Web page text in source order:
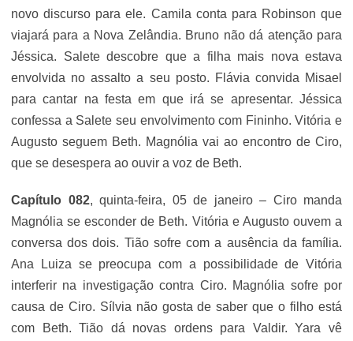
novo discurso para ele. Camila conta para Robinson que
viajará para a Nova Zelândia. Bruno não dá atenção para
Jéssica. Salete descobre que a filha mais nova estava
envolvida no assalto a seu posto. Flávia convida Misael
para cantar na festa em que irá se apresentar. Jéssica
confessa a Salete seu envolvimento com Fininho. Vitória e
Augusto seguem Beth. Magnólia vai ao encontro de Ciro,
que se desespera ao ouvir a voz de Beth.
Capítulo 082, quinta-feira, 05 de janeiro – Ciro manda
Magnólia se esconder de Beth. Vitória e Augusto ouvem a
conversa dos dois. Tião sofre com a ausência da família.
Ana Luiza se preocupa com a possibilidade de Vitória
interferir na investigação contra Ciro. Magnólia sofre por
causa de Ciro. Sílvia não gosta de saber que o filho está
com Beth. Tião dá novas ordens para Valdir. Yara vê